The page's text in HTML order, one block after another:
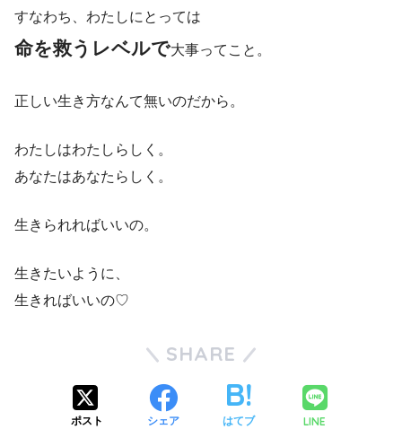
すなわち、わたしにとっては
命を救うレベルで大事ってこと。
正しい生き方なんて無いのだから。
わたしはわたしらしく。
あなたはあなたらしく。
生きられればいいの。
生きたいように、
生きればいいの♡
SHARE
ポスト シェア はてブ LINE